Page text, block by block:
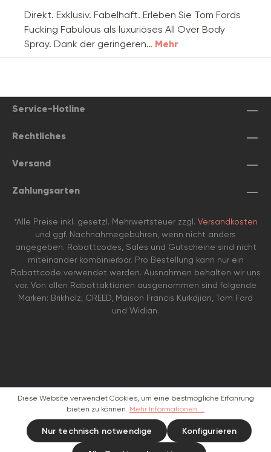
Direkt. Exklusiv. Fabelhaft. Erleben Sie Tom Fords
Fucking Fabulous als luxuriöses All Over Body
Spray. Dank der geringeren… Mehr
Service-Hotline
Rechtliches
Versand
Zahlungsarten
*Alle Preise inkl. gesetzl. Mehrwertsteuer zzgl. Versandkosten
und ggf. Nachnahmegebühren, wenn nicht anders
angegeben. Rabattcodes, Sales und Gutscheine sind nicht
miteinander kombinierbar. Pro Bestellung kann nur ein
Rabattcode verwendet werden. Ausnahmen behalten wir uns
vor. Von allen Rabattaktionen ausgenommen sind folgende
Marken: Brikholz, CREED, Maison Francis Kurkdjian, Tom Ford
und Widian.
Diese Website verwendet Cookies, um eine bestmögliche Erfahrung
bieten zu können. Mehr Informationen ...
Nur technisch notwendige Konfigurieren